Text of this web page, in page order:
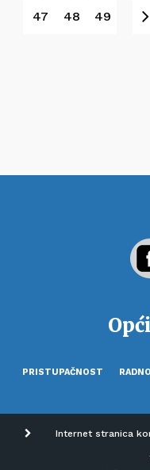
47 48 49
PRISTUPAČNOST
Internet stranica